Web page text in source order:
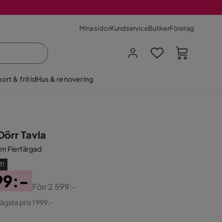
Mina sidorKundserviceButikerFöretag
& fritidHus & renovering
Tavla
Flerfärgad
Förr2 599:-
pris 1 999:-